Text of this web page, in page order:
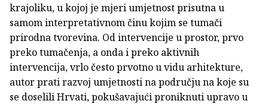
krajoliku, u kojoj je mjeri umjetnost prisutna u
samom interpretativnom činu kojim se tumači
prirodna tvorevina. Od intervencije u prostor, prvo
preko tumačenja, a onda i preko aktivnih
intervencija, vrlo često prvotno u vidu arhitekture,
autor prati razvoj umjetnosti na području na koje su
se doselili Hrvati, pokušavajući proniknuti upravo u